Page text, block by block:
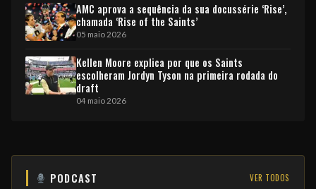
AMC aprova a sequência da sua docussérie ‘Rise’,
chamada ‘Rise of the Saints’
05 maio 2026
Kellen Moore explica por que os Saints
escolheram Jordyn Tyson na primeira rodada do
draft
04 maio 2026
PODCAST VER TODOS